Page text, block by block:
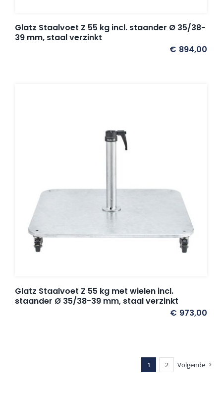
Glatz Staalvoet Z 55 kg incl. staander Ø 35/38-
39 mm, staal verzinkt
€ 894,00
Glatz Staalvoet Z 55 kg met wielen incl.
staander Ø 35/38-39 mm, staal verzinkt
€ 973,00
1 2 Volgende